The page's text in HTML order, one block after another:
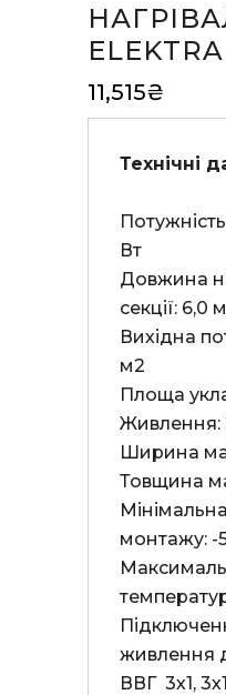
11,515₴
Технічні
Вт
Довжина
секції: 6,0
Вихідна
м2
Площа
Живлення:
Ширина
Товщина
монтажу: -
живлення
ВВГ  3х1,